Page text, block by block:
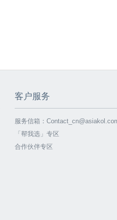
客户服务
服务信箱：
「帮我选」专区
合作伙伴专区